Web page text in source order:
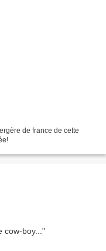
de france de cette